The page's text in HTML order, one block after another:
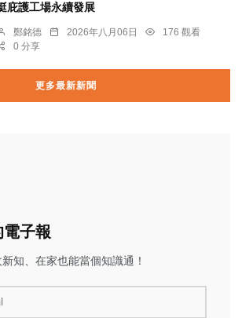
庇護工場永續發展
鄭銘德 2026年八月06日
176 觀看
0 分享
更多最新新聞
子報
知、在家也能當個知識通！